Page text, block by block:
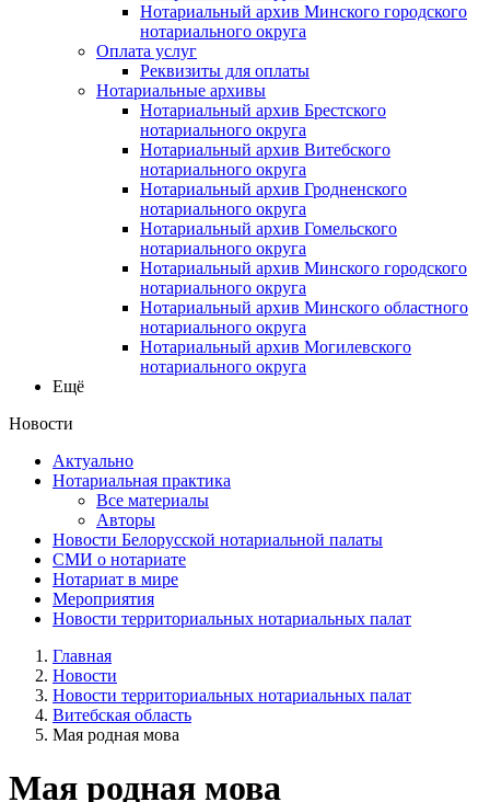
Нотариальный архив Минского городского
нотариального округа
Оплата услуг
Реквизиты для оплаты
Нотариальные архивы
Нотариальный архив Брестского
нотариального округа
Нотариальный архив Витебского
нотариального округа
Нотариальный архив Гродненского
нотариального округа
Нотариальный архив Гомельского
нотариального округа
Нотариальный архив Минского городского
нотариального округа
Нотариальный архив Минского областного
нотариального округа
Нотариальный архив Могилевского
нотариального округа
Ещё
Новости
Актуально
Нотариальная практика
Все материалы
Авторы
Новости Белорусской нотариальной палаты
СМИ о нотариате
Нотариат в мире
Мероприятия
Новости территориальных нотариальных палат
Главная
Новости
Новости территориальных нотариальных палат
Витебская область
Мая родная мова
Мая родная мова